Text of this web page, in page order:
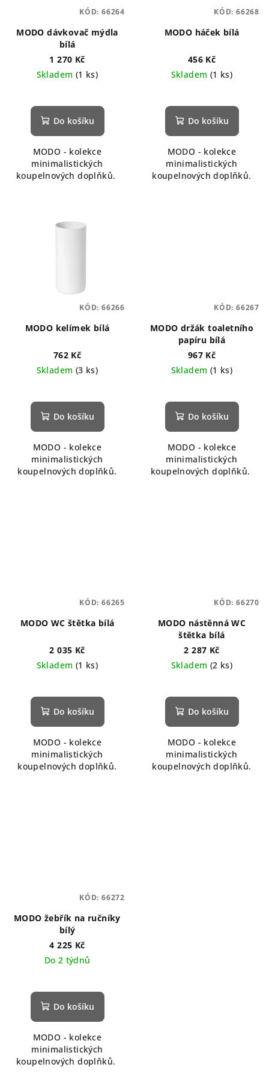
MODO dávkovač mýdla
bílá
1 270 Kč
Skladem (1 ks)
Do košíku
MODO - kolekce
minimalistických
koupelnových doplňků.
KÓD: 66264
MODO háček bílá
456 Kč
Skladem (1 ks)
Do košíku
MODO - kolekce
minimalistických
koupelnových doplňků.
KÓD: 66268
MODO kelímek bílá
762 Kč
Skladem (3 ks)
Do košíku
MODO - kolekce
minimalistických
koupelnových doplňků.
KÓD: 66266
MODO držák toaletního
papíru bílá
967 Kč
Skladem (1 ks)
Do košíku
MODO - kolekce
minimalistických
koupelnových doplňků.
KÓD: 66267
MODO WC štětka bílá
2 035 Kč
Skladem (1 ks)
Do košíku
MODO - kolekce
minimalistických
koupelnových doplňků.
KÓD: 66265
MODO nástěnná WC
štětka bílá
2 287 Kč
Skladem (2 ks)
Do košíku
MODO - kolekce
minimalistických
koupelnových doplňků.
KÓD: 66270
MODO žebřík na ručníky
bílý
4 225 Kč
Do 2 týdnů
hodnocení
produktu
z
5
hvězdiček.
Do košíku
MODO - kolekce
minimalistických
koupelnových doplňků.
KÓD: 66272